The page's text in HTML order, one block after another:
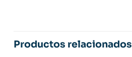
Productos relacionados